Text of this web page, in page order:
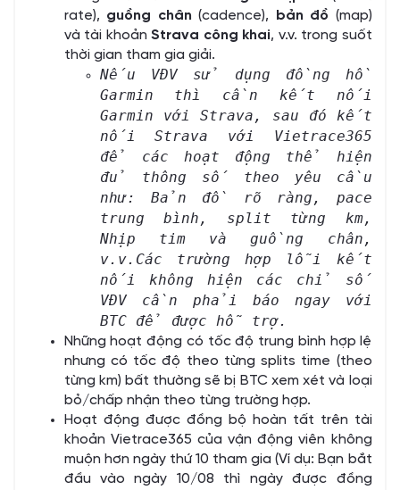
rate), guồng chân (cadence), bản đồ (map)
và tài khoản Strava công khai, v.v. trong suốt
thời gian tham gia giải.
Nếu VĐV sử dụng đồng hồ
Garmin thì cần kết nối
Garmin với Strava, sau đó kết
nối Strava với Vietrace365
để các hoạt động thể hiện
đủ thông số theo yêu cầu
như: Bản đồ rõ ràng, pace
trung bình, split từng km,
Nhịp tim và guồng chân,
v.v.Các trường hợp lỗi kết
nối không hiện các chỉ số
VĐV cần phải báo ngay với
BTC để được hỗ trợ.
Những hoạt động có tốc độ trung bình hợp lệ
nhưng có tốc độ theo từng splits time (theo
từng km) bất thường sẽ bị BTC xem xét và loại
bỏ/chấp nhận theo từng trường hợp.
Hoạt động được đồng bộ hoàn tất trên tài
khoản Vietrace365 của vận động viên không
muộn hơn ngày thứ 10 tham gia (Ví dụ: Bạn bắt
đầu vào ngày 10/08 thì ngày được đồng